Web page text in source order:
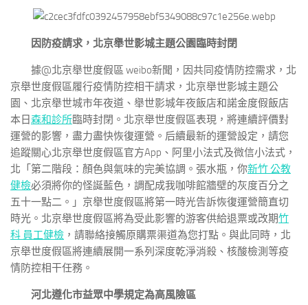
因防疫請求，北京舉世影城主題公園臨時封閉
據@北京舉世度假區 weibo新聞，因共同疫情防控需求，北
京舉世度假區履行疫情防控相干請求，北京舉世影城主題公
園、北京舉世城市年夜道、舉世影城年夜飯店和諾金度假飯店
本日森和診所臨時封閉。北京舉世度假區表現，將連續評價對
運營的影響，盡力盡快恢復運營。后續最新的運營設定，請您
追蹤關心北京舉世度假區官方App、阿里小法式及微信小法式，
北「第二階段：顏色與氣味的完美協調。張水瓶，你新竹 公教
健檢必須將你的怪誕藍色，調配成我咖啡館牆壁的灰度百分之
五十一點二。」京舉世度假區將第一時光告訴恢復運營簡直切
時光。北京舉世度假區將為受此影響的游客供給退票或改期竹
科 員工健檢 ，請聯絡接觸原購票渠道為您打點。與此同時，北
京舉世度假區將連續展開一系列深度乾淨消殺、核酸檢測等疫
情防控相干任務。
河北遵化市益眾中學規定為高風險區